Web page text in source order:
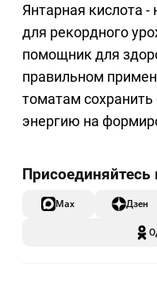
Янтарная кислота
для рекордного
помощник для
правильном
томатам
энергию на
Max Дзен